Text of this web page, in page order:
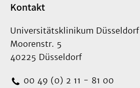
Kontakt
Universitätsklinikum Düsseldorf
Moorenstr. 5
40225 Düsseldorf
00 49 (0) 2 11 - 81 00